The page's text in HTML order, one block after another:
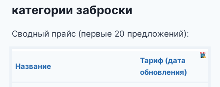
категории заброски
Сводный прайс (первые 20 предложений):
Название
Тариф (дата
обновления)